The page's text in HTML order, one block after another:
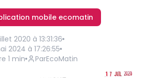
mobile ecomatin
2020 à 13:31:36
2024 à 17:26:55
1 min ParEcoMatin